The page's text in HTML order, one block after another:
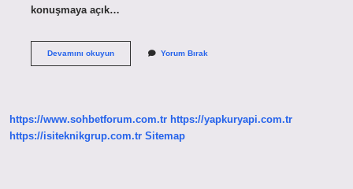
konuşmaya açık…
Devamını okuyunPsikolojik
Yorum Bırak
https://www.sohbetforum.com.tr https://yapkuryapi.com.tr
https://isiteknikgrup.com.tr Sitemap